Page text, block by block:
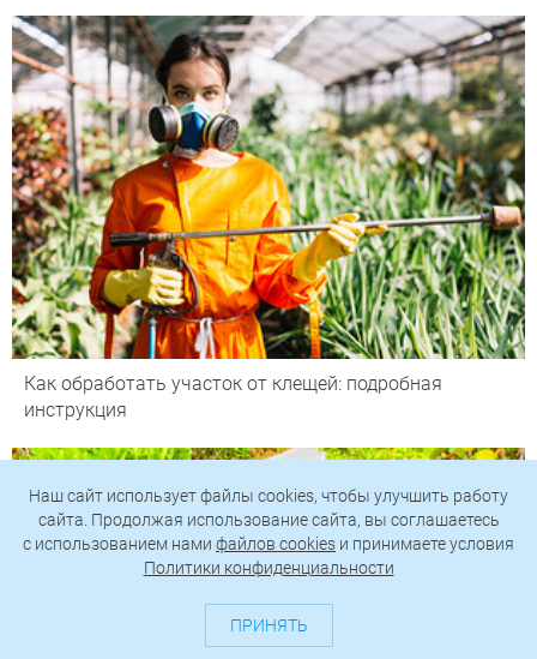
Как обработать участок от клещей: подробная
инструкция
Наш сайт использует файлы cookies, чтобы улучшить работу
сайта. Продолжая использование сайта, вы соглашаетесь
c использованием нами файлов cookies и принимаете условия
Политики конфиденциальности
ПРИНЯТЬ